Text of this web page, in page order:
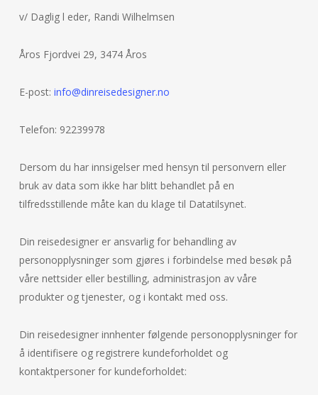
v/ Daglig l eder, Randi Wilhelmsen
Åros Fjordvei 29, 3474 Åros
E-post: info@dinreisedesigner.no
Telefon: 92239978
Dersom du har innsigelser med hensyn til personvern eller
bruk av data som ikke har blitt behandlet på en
tilfredsstillende måte kan du klage til Datatilsynet.
Din reisedesigner er ansvarlig for behandling av
personopplysninger som gjøres i forbindelse med besøk på
våre nettsider eller bestilling, administrasjon av våre
produkter og tjenester, og i kontakt med oss.
Din reisedesigner innhenter følgende personopplysninger for
å identifisere og registrere kundeforholdet og
kontaktpersoner for kundeforholdet: